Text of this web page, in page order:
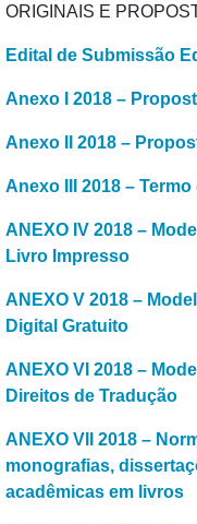
ORIGINAIS E
Edital de Submissão
Anexo I 2018 –
Anexo II 2018 –
Anexo III 2018 –
ANEXO IV 2018 –
Livro Impresso
ANEXO V 2018 –
Digital Gratuito
ANEXO VI 2018 –
Direitos de Tradução
ANEXO VII 2018 –
monografias,
acadêmicas em livros